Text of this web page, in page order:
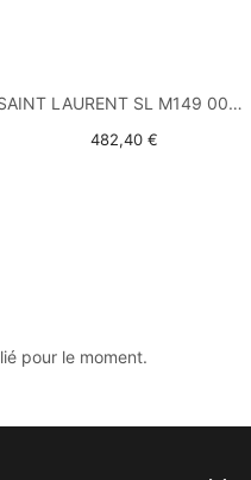
SAINT LAURENT SL M149 008 BEIGE
482,40 €
pour le moment.